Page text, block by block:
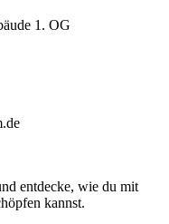
1. OG
entdecke, wie du mit
kannst.